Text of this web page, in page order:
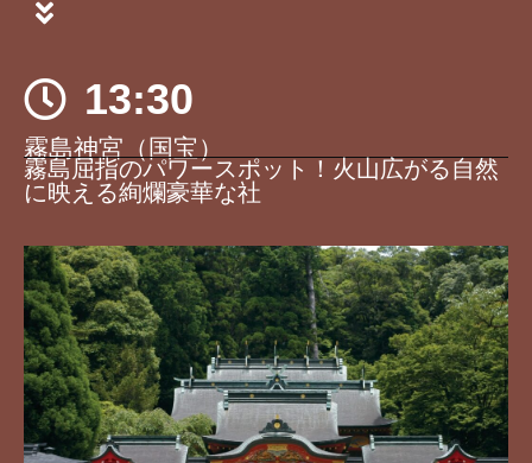
13:30
霧島神宮（国宝）
霧島屈指のパワースポット！火山広がる自然
に映える絢爛豪華な社